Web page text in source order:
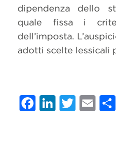
dipendenza dello
quale fissa i
dell’imposta.
adotti scelte lessicali
Facebook
LinkedIn